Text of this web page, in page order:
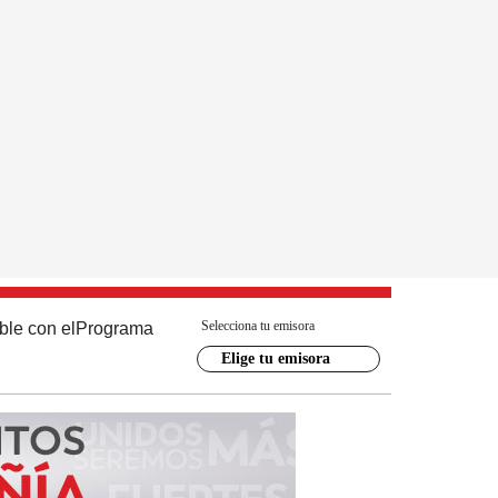
con el Programa Selecciona tu emisora
Elige tu emisora